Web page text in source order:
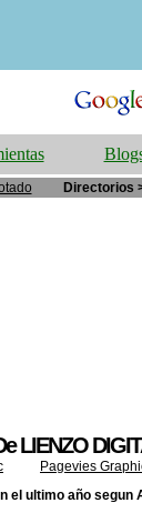
Directorios
LIENZO
Pagevies
el ultimo año segun